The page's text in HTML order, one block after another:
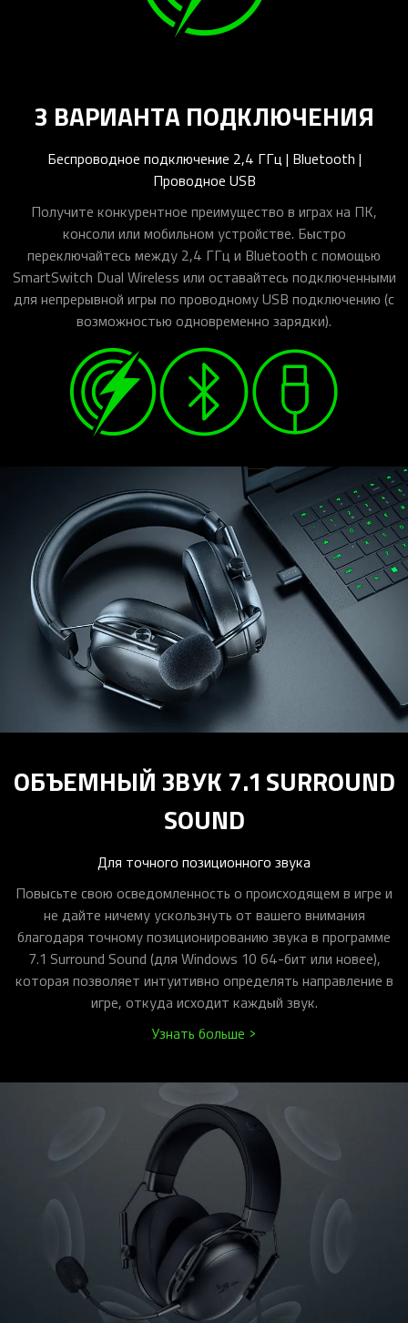
3 ВАРИАНТА ПОДКЛЮЧЕНИЯ
Беспроводное подключение 2,4 ГГц | Bluetooth |
Проводное USB
Получите конкурентное преимущество в играх на ПК,
консоли или мобильном устройстве. Быстро
переключайтесь между 2,4 ГГц и Bluetooth с помощью
SmartSwitch Dual Wireless или оставайтесь подключенными
для непрерывной игры по проводному USB подключению (с
возможностью одновременно зарядки).
ОБЪЕМНЫЙ ЗВУК 7.1 SURROUND
SOUND
Для точного позиционного звука
Повысьте свою осведомленность о происходящем в игре и
не дайте ничему ускользнуть от вашего внимания
благодаря точному позиционированию звука в программе
7.1 Surround Sound (для Windows 10 64-бит или новее),
которая позволяет интуитивно определять направление в
игре, откуда исходит каждый звук.
Узнать больше >